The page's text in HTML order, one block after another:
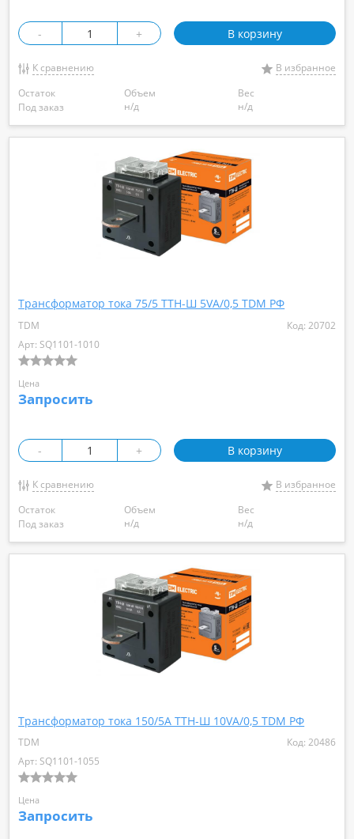
- + В корзину
К сравнению
В избранное
Остаток
Под заказ
Объем
н/д
Вес
н/д
Трансформатор тока 75/5 ТТН-Ш 5VA/0,5 TDM РФ
TDM
Код: 20702
Арт: SQ1101-1010
Цена
Запросить
- + В корзину
К сравнению
В избранное
Остаток
Под заказ
Объем
н/д
Вес
н/д
Трансформатор тока 150/5А ТТН-Ш 10VA/0,5 TDM РФ
TDM
Код: 20486
Арт: SQ1101-1055
Цена
Запросить